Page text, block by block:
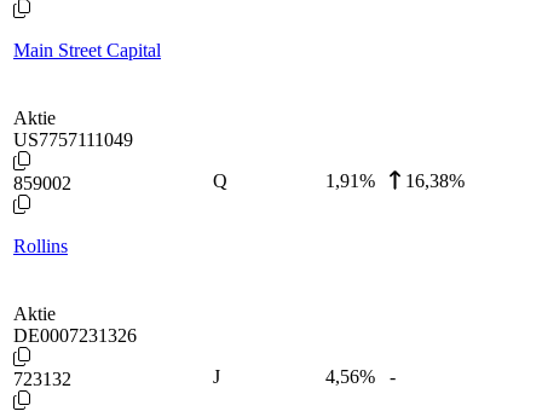
Main Street Capital
Aktie
US7757111049
859002
Rollins
Q 1,91% 16,38%
Aktie
DE0007231326
723132 J 4,56% -